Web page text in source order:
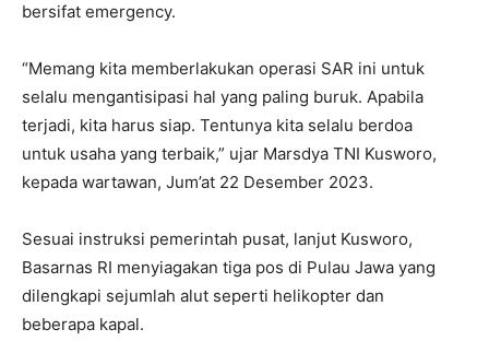
bersifat emergency.
“Memang kita memberlakukan operasi SAR ini untuk
selalu mengantisipasi hal yang paling buruk. Apabila
terjadi, kita harus siap. Tentunya kita selalu berdoa
untuk usaha yang terbaik,” ujar Marsdya TNI Kusworo,
kepada wartawan, Jum’at 22 Desember 2023.
Sesuai instruksi pemerintah pusat, lanjut Kusworo,
Basarnas RI menyiagakan tiga pos di Pulau Jawa yang
dilengkapi sejumlah alut seperti helikopter dan
beberapa kapal.